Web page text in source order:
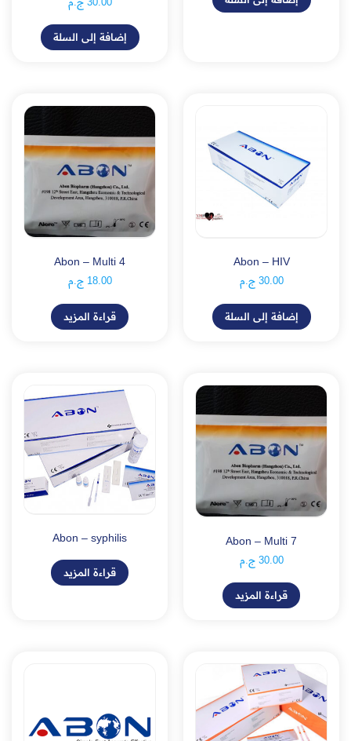
إضافة إلى السلة
Abon – HIV
30.00 ج.م
إضافة إلى السلة
Abon – Multi 4
18.00 ج.م
قراءة المزيد
Abon – Multi 7
30.00 ج.م
قراءة المزيد
Abon – syphilis
قراءة المزيد